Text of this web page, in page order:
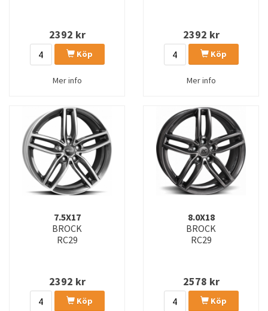
2392 kr
Köp
Mer info
2392 kr
Köp
Mer info
7.5X17
BROCK
RC29
2392 kr
Köp
8.0X18
BROCK
RC29
2578 kr
Köp